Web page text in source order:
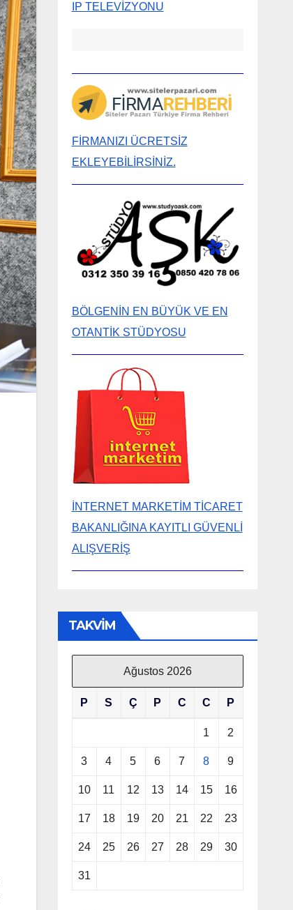
IP TELEVİZYONU
FİRMANIZI ÜCRETSİZ
EKLEYEBİLİRSİNİZ.
BÖLGENİN EN BÜYÜK VE EN
OTANTİK STÜDYOSU
İNTERNET MARKETİM TİCARET
BAKANLIĞINA KAYITLI GÜVENLİ
ALIŞVERİŞ
TAKVİM
Ağustos 2026
P S Ç P C C P
1 2
3 4 5 6 7 8 9
10 11 12 13 14 15 16
17 18 19 20 21 22 23
24 25 26 27 28 29 30
31